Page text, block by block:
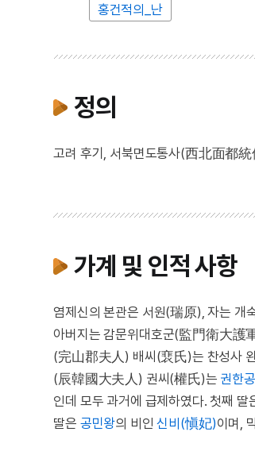
홍건적의_난
정의
고려 후기, 서북면도통사(西北面都
가계 및 인적 사항
염제신의 본관은 서원(瑞原), 자는
아버지는 감문위대호군(監門衛大護
(完山郡夫人) 배씨(裵氏)는 찬성사
(辰韓國大夫人) 권씨(權氏)는 권한
인데 모두 과거에 급제하였다. 첫째 딸
딸은 공민왕의 비인신비(愼妃)이며,